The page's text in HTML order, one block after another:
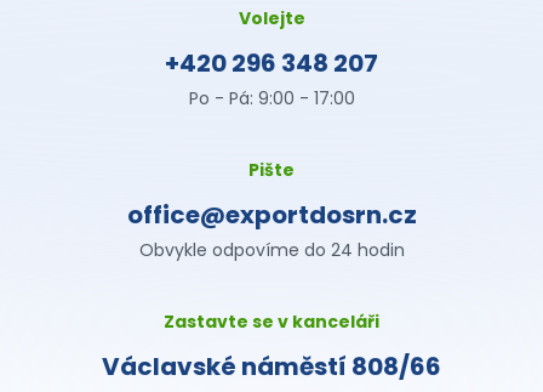
Volejte
+420 296 348 207
Po - Pá: 9:00 - 17:00
Pište
office@exportdosrn.cz
Obvykle odpovíme do 24 hodin
Zastavte se v kanceláři
Václavské náměstí 808/66